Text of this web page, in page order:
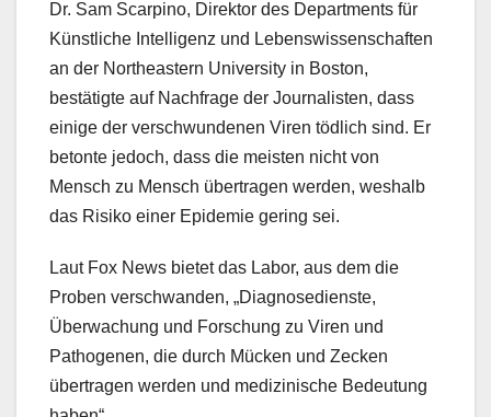
Dr. Sam Scarpino, Direktor des Departments für
Künstliche Intelligenz und Lebenswissenschaften
an der Northeastern University in Boston,
bestätigte auf Nachfrage der Journalisten, dass
einige der verschwundenen Viren tödlich sind. Er
betonte jedoch, dass die meisten nicht von
Mensch zu Mensch übertragen werden, weshalb
das Risiko einer Epidemie gering sei.
Laut Fox News bietet das Labor, aus dem die
Proben verschwanden, „Diagnosedienste,
Überwachung und Forschung zu Viren und
Pathogenen, die durch Mücken und Zecken
übertragen werden und medizinische Bedeutung